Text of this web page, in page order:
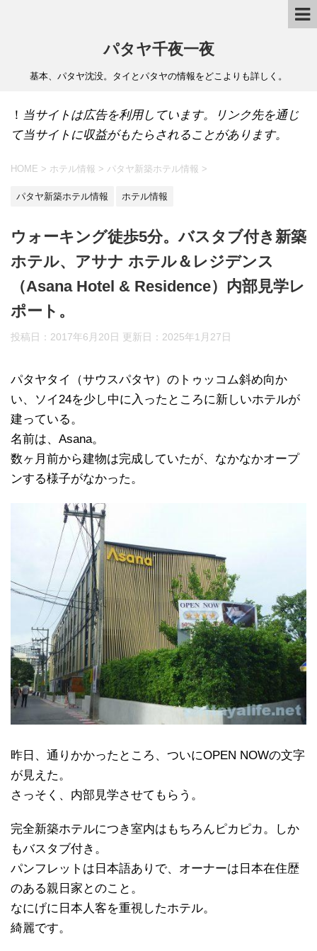
パタヤ千夜一夜
基本、パタヤ沈没。タイとパタヤの情報をどこよりも詳しく。
！ 当サイトは広告を利用しています。リンク先を通じ
て当サイトに収益がもたらされることがあります。
HOME > ホテル情報 > パタヤ新築ホテル情報 >
パタヤ新築ホテル情報 ホテル情報
ウォーキング徒歩5分。バスタブ付き新築
ホテル、アサナ ホテル＆レジデンス
（Asana Hotel & Residence）内部見学レ
ポート。
投稿日：2017年6月20日 更新日： 2025年1月27日
パタヤタイ（サウスパタヤ）のトゥッコム斜め向か
い、ソイ24を少し中に入ったところに新しいホテルが
建っている。
名前は、Asana。
数ヶ月前から建物は完成していたが、なかなかオープ
ンする様子がなかった。
昨日、通りかかったところ、ついにOPEN NOWの文字
が見えた。
さっそく、内部見学させてもらう。
完全新築ホテルにつき室内はもちろんピカピカ。しか
もバスタブ付き。
パンフレットは日本語ありで、オーナーは日本在住歴
のある親日家とのこと。
なにげに日本人客を重視したホテル。
綺麗です。